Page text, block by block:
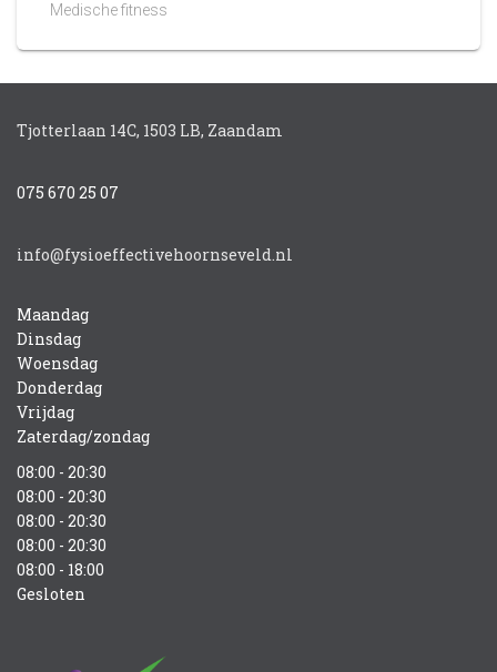
Medische fitness
Tjotterlaan 14C, 1503 LB, Zaandam
075 670 25 07
info@fysioeffectivehoornseveld.nl
Maandag
Dinsdag
Woensdag
Donderdag
Vrijdag
Zaterdag/zondag
08:00 - 20:30
08:00 - 20:30
08:00 - 20:30
08:00 - 20:30
08:00 - 18:00
Gesloten